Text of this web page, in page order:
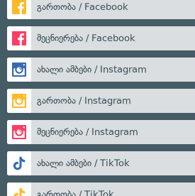
გართობა / Facebook
მეცნიერება / Facebook
ახალი ამბები / Instagram
გართობა / Instagram
მეცნიერება / Instagram
ახალი ამბები / TikTok